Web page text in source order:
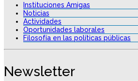
Instituciones Amigas
Noticias
Actividades
Oportunidades laborales
Filosofía en las políticas públicas
Newsletter